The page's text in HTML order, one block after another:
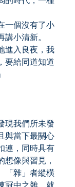
個沒有了小
小清新。
入良夜，我
要給同道知道
我們所未發
與當下最關心
連，同時具有
想像與習見，
「雜」者縱橫